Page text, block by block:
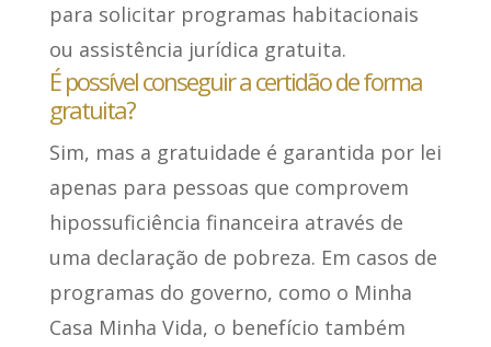
para solicitar programas habitacionais
ou assistência jurídica gratuita.
É possível conseguir a certidão de forma
gratuita?
Sim, mas a gratuidade é garantida por lei
apenas para pessoas que comprovem
hipossuficiência financeira através de
uma declaração de pobreza. Em casos de
programas do governo, como o Minha
Casa Minha Vida, o benefício também